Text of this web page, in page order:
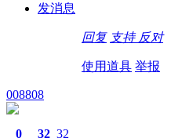
发消息
回复 支持 反对
使用道具 举报
008808
0 32 32